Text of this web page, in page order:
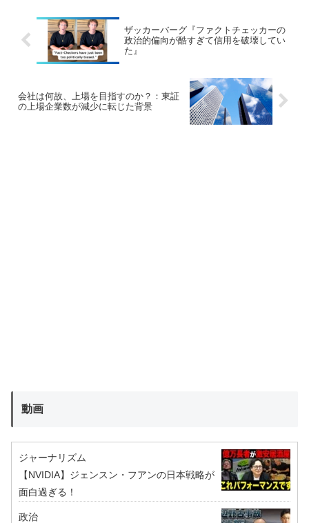
ザッカーバーグ『ファクトチェッカーの
政治的偏向が酷すぎて信用を破壊してい
た』
会社は何故、上場を目指すのか？：東証
の上場企業数が減少に転じた背景
動画
ジャーナリズム
【NVIDIA】ジェンスン・フアンの日本戦略が
面白過ぎる！
政治